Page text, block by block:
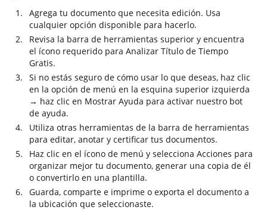
Agrega tu documento que necesita edición. Usa
cualquier opción disponible para hacerlo.
Revisa la barra de herramientas superior y encuentra
el ícono requerido para Analizar Título de Tiempo
Gratis.
Si no estás seguro de cómo usar lo que deseas, haz clic
en la opción de menú en la esquina superior izquierda
→ haz clic en Mostrar Ayuda para activar nuestro bot
de ayuda.
Utiliza otras herramientas de la barra de herramientas
para editar, anotar y certificar tus documentos.
Haz clic en el ícono de menú y selecciona Acciones para
organizar mejor tu documento, generar una copia de él
o convertirlo en una plantilla.
Guarda, comparte e imprime o exporta el documento a
la ubicación que seleccionaste.